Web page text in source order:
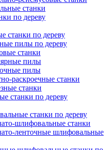
станки
по дереву
станки по дереву
пилы по дереву
станки
пилы
пилы
раскроечные станки
станки
станки по дереву
станки по дереву
шлифовальные станки
ленточные шлифовальные